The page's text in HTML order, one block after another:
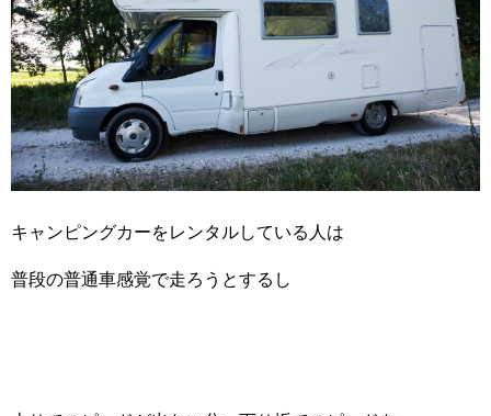
キャンピングカーをレンタルしている人は
普段の普通車感覚で走ろうとするし